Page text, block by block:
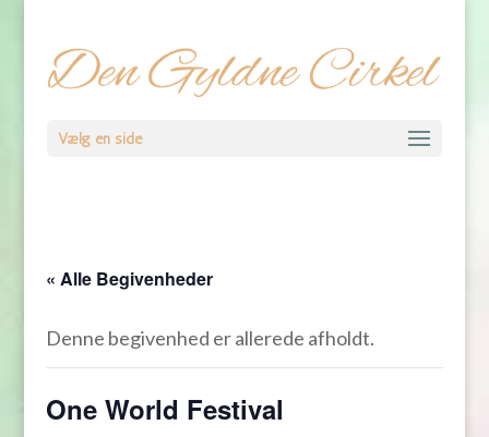
Vælg en side
« Alle Begivenheder
Denne begivenhed er allerede afholdt.
One World Festival